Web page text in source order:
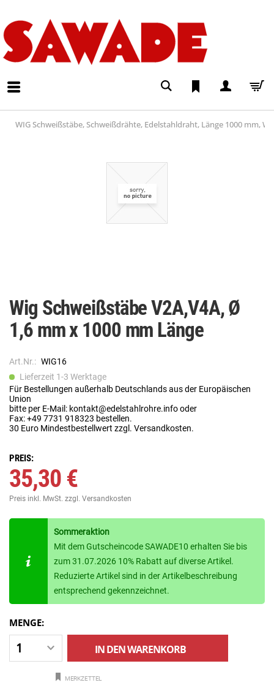
WIG Schweißstäbe, Schweißdrähte, Edelstahldraht, Länge 1000 mm,
Wig Schweißstäbe V2A,V4A, Ø
1,6 mm x 1000 mm Länge
Art.Nr.: WIG16
Lieferzeit 1-3 Werktage
Für Bestellungen außerhalb Deutschlands aus der Europäischen
Union
bitte per E-Mail: kontakt@edelstahlrohre.info oder
Fax: +49 7731 918323 bestellen.
30 Euro Mindestbestellwert zzgl. Versandkosten.
PREIS:
35,30 €
Preis inkl. MwSt. zzgl. Versandkosten
Sommeraktion
Mit dem Gutscheincode SAWADE10 erhalten Sie bis
zum 31.07.2026 10% Rabatt auf diverse Artikel.
Reduzierte Artikel sind in der Artikelbeschreibung
entsprechend gekennzeichnet.
MENGE:
IN DENWARENKORB
MERKZETTEL